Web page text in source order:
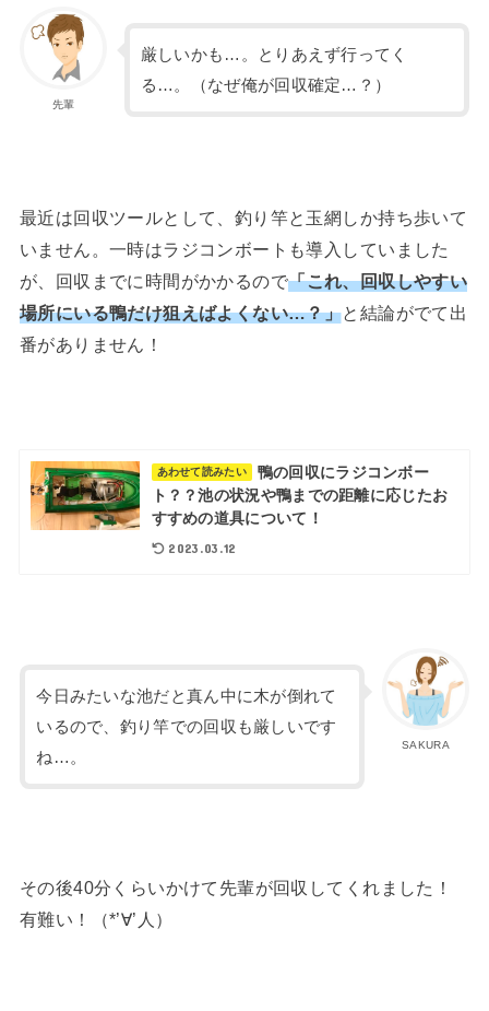
先輩
厳しいかも…。とりあえず行ってく
る…。（なぜ俺が回収確定…？）
最近は回収ツールとして、釣り竿と玉網しか持ち歩いて
いません。一時はラジコンボートも導入していました
が、回収までに時間がかかるので「これ、回収しやすい
場所にいる鴨だけ狙えばよくない…？」と結論がでて出
番がありません！
あわせて読みたい
鴨の回収にラジコンボー
ト？？池の状況や鴨までの距離に応じたお
すすめの道具について！
2023.03.12
SAKURA
今日みたいな池だと真ん中に木が倒れて
いるので、釣り竿での回収も厳しいです
ね…。
その後40分くらいかけて先輩が回収してくれました！
有難い！（*’∀’人）